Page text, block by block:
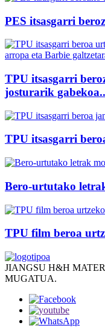
PES itsasgarri
TPU itsasgarri
josturarik
TPU itsasgarri
Bero-urtutako
TPU film beroa
JIANGSU H&H
MUGATUA.